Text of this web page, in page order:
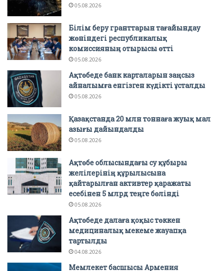
05.08.2026
Білім беру гранттарын тағайындау
жөніндегі республикалық
комиссияның отырысы өтті
05.08.2026
Ақтөбеде банк карталарын заңсыз
айналымға енгізген күдікті ұсталды
05.08.2026
Қазақстанда 20 млн тоннаға жуық мал
азығы дайындалды
05.08.2026
Ақтөбе облысындағы су құбыры
желілерінің құрылысына
қайтарылған активтер қаражаты
есебінен 5 млрд теңге бөлінді
05.08.2026
Ақтөбеде далаға қоқыс төккен
медициналық мекеме жауапқа
тартылды
04.08.2026
Мемлекет басшысы Армения